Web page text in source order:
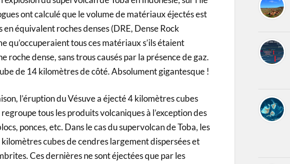
ont calculé que le volume de matériaux éjectés est
équivalent roches denses (DRE, Dense Rock
qu’occuperaient tous ces matériaux s’ils étaient
roche dense, sans trous causés par la présence de gaz.
de 14 kilomètres de côté. Absolument gigantesque !
l’éruption du Vésuve a éjecté 4 kilomètres cubes
tous les produits volcaniques à l’exception des
ponces, etc. Dans le cas du supervolcan de Toba, les
cubes de cendres largement dispersées et
Ces dernières ne sont éjectées que par les